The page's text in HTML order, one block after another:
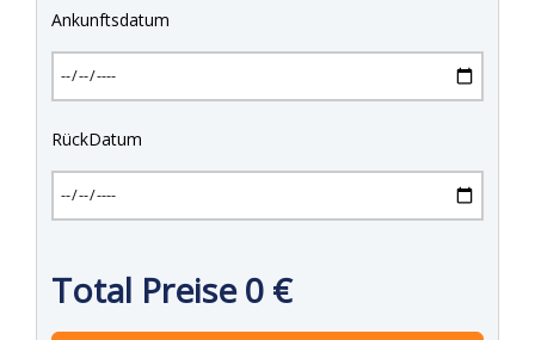
Ankunftsdatum
RückDatum
Total Preise0 €